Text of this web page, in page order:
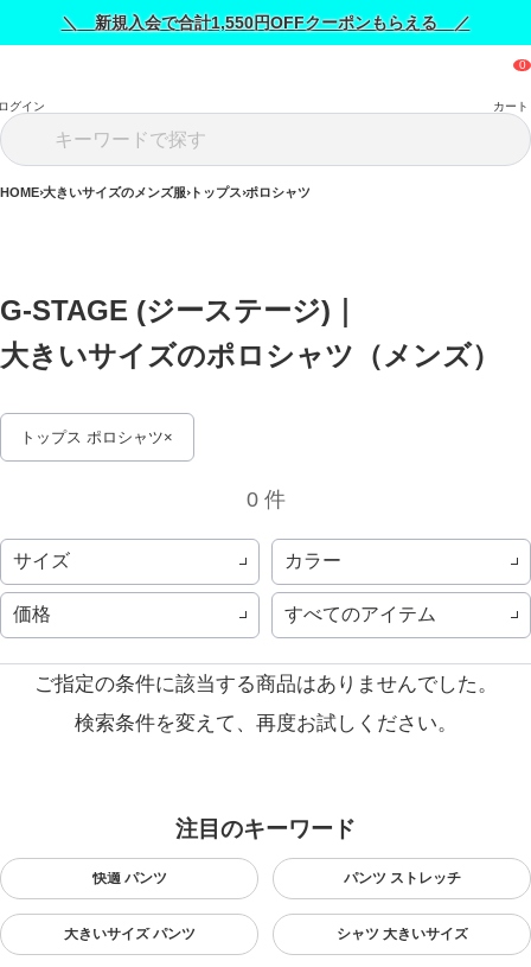
＼ 新規入会で合計1,550円OFFクーポンもらえる ／
グイン カート
HOME 大きいサイズのメンズ服 トップス ポロシャツ
G-STAGE (ジーステージ)｜
大きいサイズのポロシャツ（メンズ）
トップス ポロシャツ
0 件
サイズ カラー
価格 すべてのアイテム
ご指定の条件に該当する商品はありませんでした。
検索条件を変えて、再度お試しください。
注目のキーワード
快適 パンツ パンツ ストレッチ
大きいサイズ パンツ シャツ 大きいサイズ